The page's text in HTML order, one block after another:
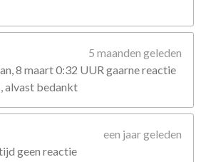
5 maanden geleden
8 maart 0:32 UUR gaarne reactie
alvast bedankt
een jaar geleden
geen reactie